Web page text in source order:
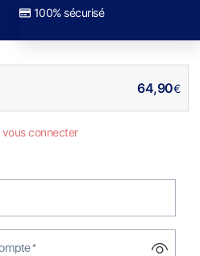
100% sécurisé
64,90€
connecter
*